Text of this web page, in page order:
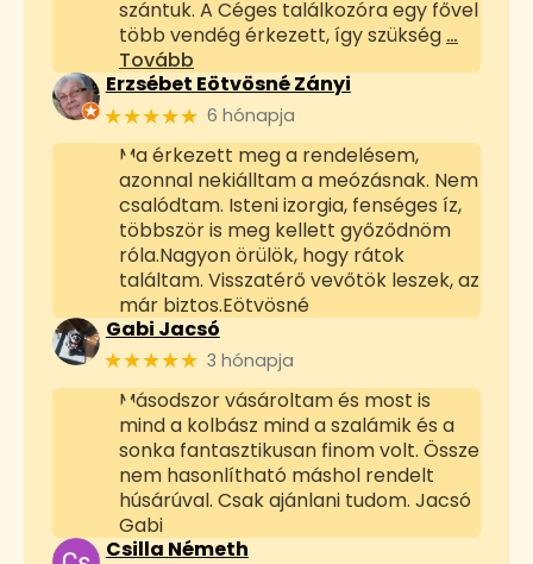
szántuk. A Céges találkozóra egy fővel
több vendég érkezett, így szükség …
Tovább
Erzsébet Eötvösné Zányi
★★★★★ 6 hónapja
Ma érkezett meg a rendelésem,
azonnal nekiálltam a meózásnak. Nem
csalódtam. Isteni izorgia, fenséges íz,
többször is meg kellett győződnöm
róla.Nagyon örülök, hogy rátok
találtam. Visszatérő vevőtök leszek, az
már biztos.Eötvösné
Gabi Jacsó
★★★★★ 3 hónapja
Másodszor vásároltam és most is
mind a kolbász mind a szalámik és a
sonka fantasztikusan finom volt. Össze
nem hasonlítható máshol rendelt
húsárúval. Csak ajánlani tudom. Jacsó
Gabi
Csilla Németh